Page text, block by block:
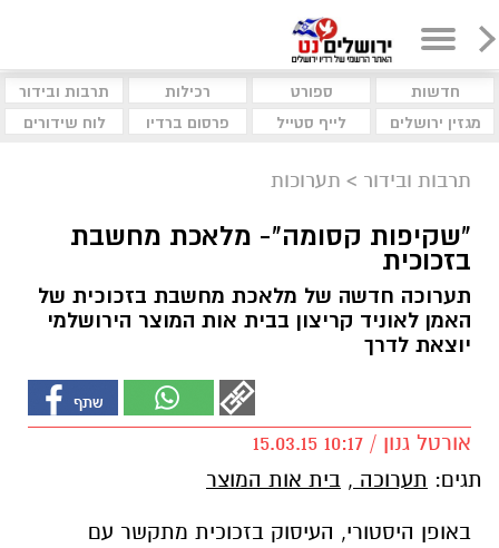
חדשות ספורט רכילות
תרבות ובידור
מגזין ירושלים
לייף סטייל פרסום ברדיו לוח שידורים
תרבות ובידור > תערוכות
"שקיפות קסומה"- מלאכת מחשבת
בזכוכית
תערוכה חדשה של מלאכת מחשבת בזכוכית של
האמן לאוניד קריצון בבית אות המוצר הירושלמי
יוצאת לדרך
אורטל גנון / 10:17 15.03.15
תגים: תערוכה , בית אות המוצר
באופן היסטורי, העיסוק בזכוכית מתקשר עם